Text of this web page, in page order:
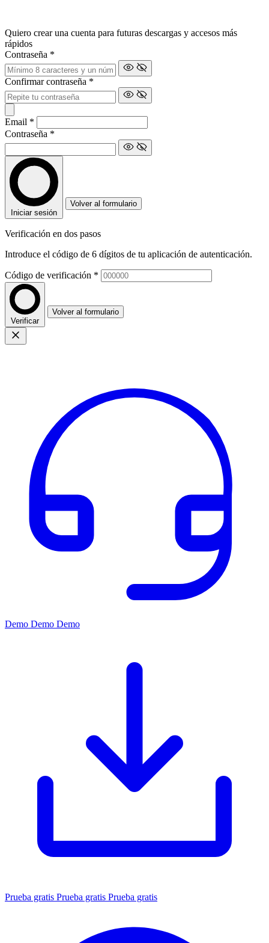
Quiero crear una cuenta para futuras descargas y accesos más
rápidos
Contraseña *
Confirmar contraseña *
Email *
Contraseña *
Iniciar sesión
Volver al formulario
Verificación en dos pasos
Introduce el código de 6 dígitos de tu aplicación de autenticación.
Código de verificación *
Verificar
Volver al formulario
Demo Demo Demo
Prueba gratis Prueba gratis Prueba gratis